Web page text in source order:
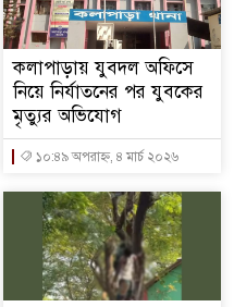
কলাপাড়ায় যুবদল অফিসে
নিয়ে নির্যাতনের পর যুবকের
মৃত্যুর অভিযোগ
১০:৪৯ অপরাহ্ন, ৪ মার্চ ২০২৬